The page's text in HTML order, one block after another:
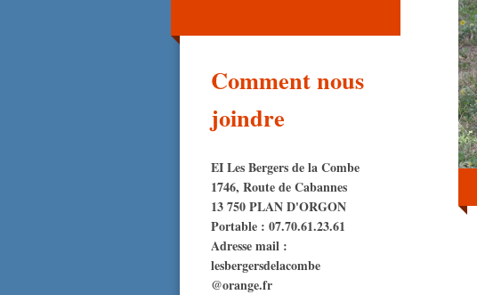
Comment nous
joindre
EI Les Bergers de la Combe
1746, Route de Cabannes
13 750 PLAN D'ORGON
Portable : 07.70.61.23.61
Adresse mail :
lesbergersdelacombe
@orange.fr